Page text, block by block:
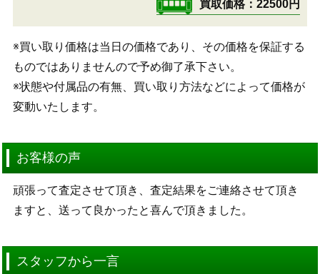
買取価格 22500円
※買い取り価格は当日の価格であり、その価格を保証する
ものではありませんので予め御了承下さい。
※状態や付属品の有無、買い取り方法などによって価格が
変動いたします。
お客様の声
頑張って査定させて頂き、査定結果をご連絡させて頂き
ますと、送って良かったと喜んで頂きました。
スタッフから一言